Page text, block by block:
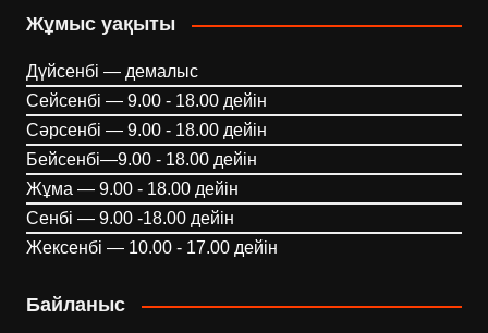
Жұмыс уақыты
Дүйсенбі — демалыс
Сейсенбі — 9.00 - 18.00 дейін
Сәрсенбі — 9.00 - 18.00 дейін
Бейсенбі—9.00 - 18.00 дейін
Жұма — 9.00 - 18.00 дейін
Сенбі — 9.00 -18.00 дейін
Жексенбі — 10.00 - 17.00 дейін
Байланыс